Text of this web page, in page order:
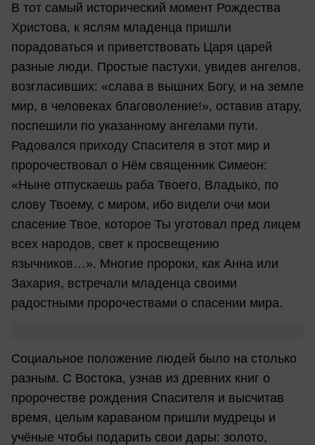
В тот самый исторический момент Рождества
Христова, к яслям младенца пришли
порадоваться и приветствовать Царя царей
разные люди. Простые пастухи, увидев ангелов,
возгласивших: «слава в вышних Богу, и на земле
мир, в человеках благоволение!», оставив атару,
поспешили по указанному ангелами пути.
Радовался приходу Спасителя в этот мир и
пророчествовал о Нём священник Симеон:
«Ныне отпускаешь раба Твоего, Владыко, по
слову Твоему, с миром, ибо видели очи мои
спасение Твое, которое Ты уготовал пред лицем
всех народов, свет к просвещению
язычников…». Многие пророки, как Анна или
Захария, встречали младенца своими
радостными пророчествами о спасении мира.
Социальное положение людей было на столько
разным. С Востока, узнав из древних книг о
пророчестве рождения Спасителя и высчитав
время, целым караваном пришли мудрецы и
учёные чтобы подарить свои дары: золото,